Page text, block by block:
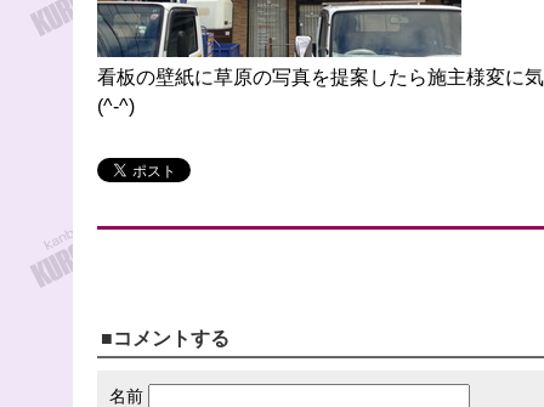
看板の壁紙に草原の写真を提案したら施主様変に
(^-^)
■コメントする
名前